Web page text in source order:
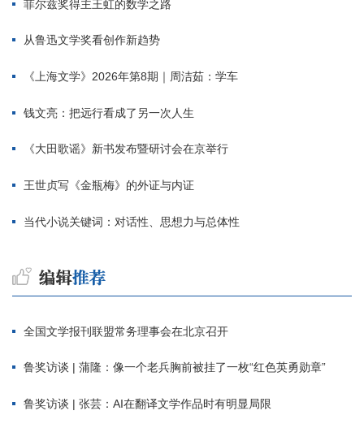
菲尔兹奖得主王虹的数学之路
从鲁迅文学奖看创作新趋势
《上海文学》2026年第8期｜周洁茹：学车
钱文亮：把远行看成了另一次人生
《大田歌谣》新书发布暨研讨会在京举行
王世贞写《金瓶梅》的外证与内证
当代小说关键词：对话性、思想力与总体性
全国文学报刊联盟常务理事会在北京召开
鲁奖访谈 | 蒲隆：像一个老兵胸前被挂了一枚“红色英勇勋章”
鲁奖访谈 | 张芸：AI在翻译文学作品时有明显局限